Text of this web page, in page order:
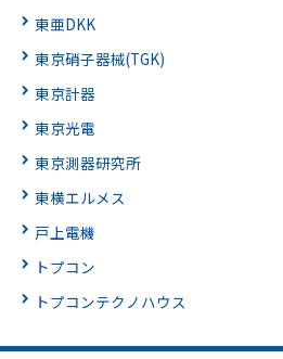
東亜DKK
東京硝子器械(TGK)
東京計器
東京光電
東京測器研究所
東横エルメス
戸上電機
トプコン
トプコンテクノハウス